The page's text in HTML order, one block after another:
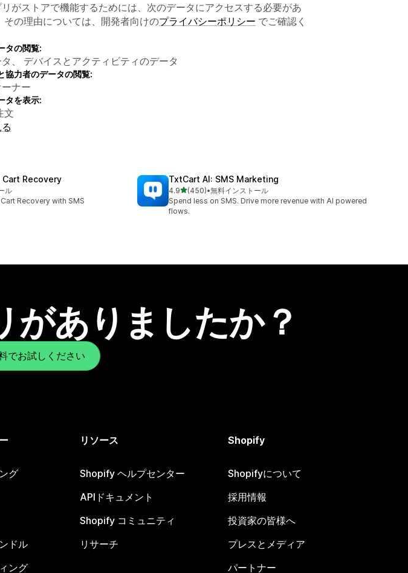
リがストアで機能するためには、次のデータにアクセスする必要があ
その理由については、開発者向けのプライバシーポリシー でご確認く
タの閲覧:
、 デバイスとアクティビティのデータ
協力者のデータの閲覧:
ナー
タを表示:
文
Cart Recovery
ル
Recovery with SMS
TxtCart AI: SMS Marketing
4.95つ星中
(450)
合計レビュー数：450件
•無料インストール
Spend less on SMS. Drive more revenue with AI powered
flows.
がありましたか？
でお試しください
グ
ドル
ング
リソース
Shopify ヘルプセンター
APIドキュメント
Shopify コミュニティ
リサーチ
Shopify
Shopifyについて
採用情報
投資家の皆様へ
プレスとメディア
パートナー